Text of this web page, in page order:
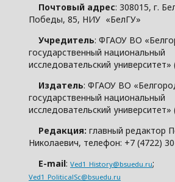
Почтовый адрес: 308015, г.
Победы, 85, НИУ «БелГУ»
Учредитель: ФГАОУ ВО
государственный национальный
исследовательский
Издатель: ФГАОУ ВО
государственный национальный
исследовательский
Редакция: главный редактор
Николаевич, телефон: +7 (4722)
E-mail: Ved1_History@bsuedu.ru;
Ved1_PoliticalSc@bsuedu.ru